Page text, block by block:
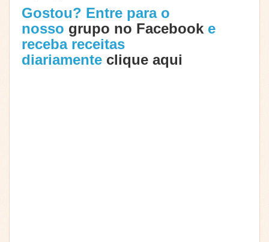
Gostou? Entre para o
nosso grupo no Facebook e
receba receitas
diariamente clique aqui